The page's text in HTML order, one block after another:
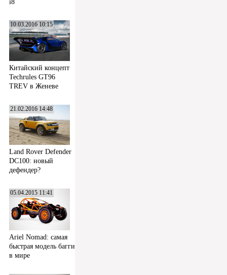
i8
10.03.2016 10:15
Китайский концепт
Techrules GT96
TREV в Женеве
21.02.2016 14:48
Land Rover Defender
DC100: новый
дефендер?
05.04.2015 11:41
Ariel Nomad: самая
быстрая модель багги
в мире